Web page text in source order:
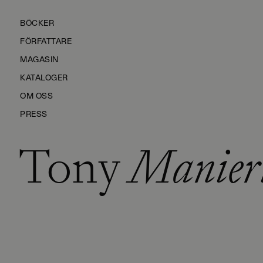
BÖCKER
FÖRFATTARE
MAGASIN
KATALOGER
OM OSS
PRESS
KONTAKTA OSS
HÅLLBARHET
Tony